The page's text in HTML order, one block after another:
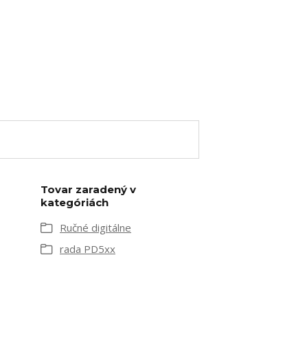
Tovar zaradený v
kategóriách
Ručné digitálne
rada PD5xx